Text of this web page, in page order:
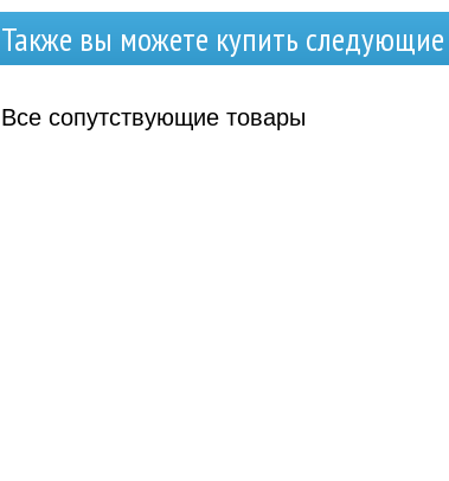
Также вы можете купить
Все сопутствующие товары